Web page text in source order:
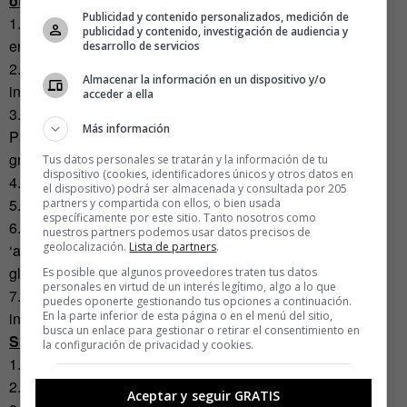
1. No incluyas preposiciones, pronombres o conjunciones
en tu dirección web.
2. Las URLs deben contener un máximo de 6 u 8 palabras
intercaladas por guiones.
3. Haz estructuras de directorios intuitivas. Por ejemplo:
Pagina.com/traduccion/programas/memorias-traduccion-
gratis.html
4. Incluye etiquetas y categorías.
5. Aplica el SEO en los títulos.
6. Haz enlaces en palabras clave y no en términos como
‘aquí’ en frases de este tipo ‘Presiona aquí para ver el
glosario’.
7. Los títulos de las imágenes y los pies de foto también se
indexan. Usa imágenes de tamaño reducido.
Sus consejos de redacción:
1. Narra algo. Lo relevante se coloca primero.
2. Engancha, incita, despierta curiosidad o suspense.
Publicidad y contenido personalizados, medición de
publicidad y contenido, investigación de audiencia y
desarrollo de servicios
Almacenar la información en un dispositivo y/o
acceder a ella
Más información
Tus datos personales se tratarán y la información de tu
dispositivo (cookies, identificadores únicos y otros datos en
el dispositivo) podrá ser almacenada y consultada por 205
partners y compartida con ellos, o bien usada
específicamente por este sitio. Tanto nosotros como
nuestros partners podemos usar datos precisos de
geolocalización. Lista de partners.
Es posible que algunos proveedores traten tus datos
personales en virtud de un interés legítimo, algo a lo que
puedes oponerte gestionando tus opciones a continuación.
En la parte inferior de esta página o en el menú del sitio,
busca un enlace para gestionar o retirar el consentimiento en
la configuración de privacidad y cookies.
Aceptar y seguir GRATIS